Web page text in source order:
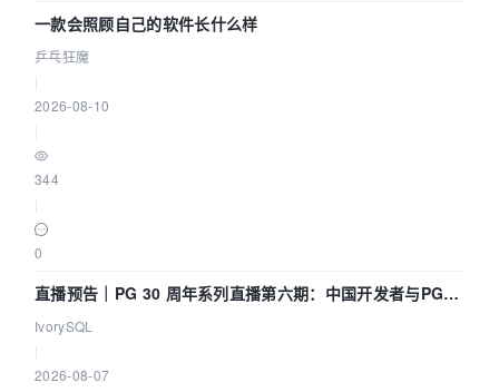
一款会照顾自己的软件长什么样
乒乓狂魔
2026-08-10
344
0
直播预告｜PG 30 周年系列直播第六期：中国开发者与PG内
核——我们改得动吗？我们贡献了什么？
IvorySQL
2026-08-07